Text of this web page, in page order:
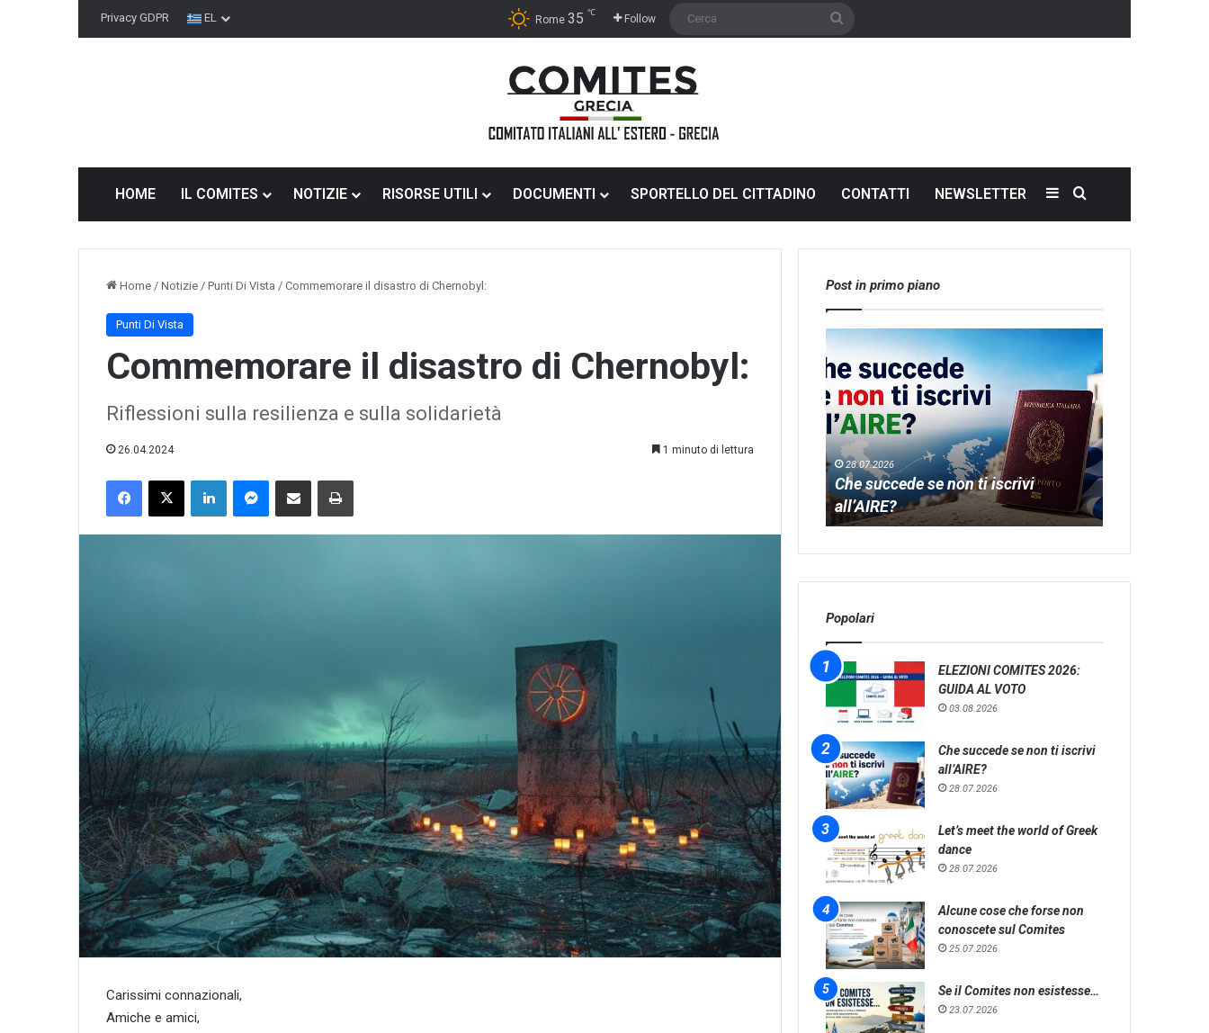
Privacy GDPR EL Rome 35 ℃ Follow Cerca
HOME IL COMITES NOTIZIE RISORSE UTILI DOCUMENTI SPORTELLO DEL CITTADINO CONTATTI NEWSLETTER SidebarCerca
Home / Notizie / Punti Di Vista / Commemorare il disastro di Chernobyl:
Punti Di Vista
Commemorare il disastro di Chernobyl:
Riflessioni sulla resilienza e sulla solidarietà
26.04.2024 1 minuto di lettura
Facebook
X LinkedInMessenger
Condividi via email Print
Carissimi connazionali,
Amiche e amici,
Post in primo piano
Comites
esistesse…
Se il Comites non esistesse…
COMITES
2026:
Che
succede
se
non
ti
iscrivi
all’AIRE?
28.07.2026
Che succede se non ti iscrivi
all’AIRE?
the
of
dance
Popolari
ELEZIONI COMITES 2026:
GUIDA AL VOTO
03.08.2026
Che succede se non ti iscrivi
all’AIRE?
28.07.2026
Let’s meet the world of Greek
dance
28.07.2026
Alcune cose che forse non
conoscete sul Comites
25.07.2026
Se il Comites non esistesse…
23.07.2026